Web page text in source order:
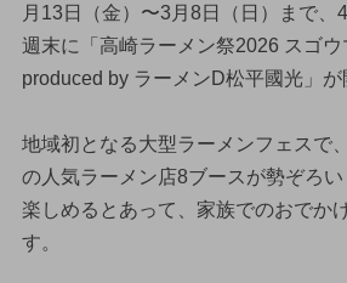
月13日（金）〜3月8日（日）まで、
週末に「高崎ラーメン祭2026 スゴ
produced by ラーメンD松平國光」が
地域初となる大型ラーメンフェスで
の人気ラーメン店8ブースが勢ぞろ
楽しめるとあって、家族でのおでか
す。